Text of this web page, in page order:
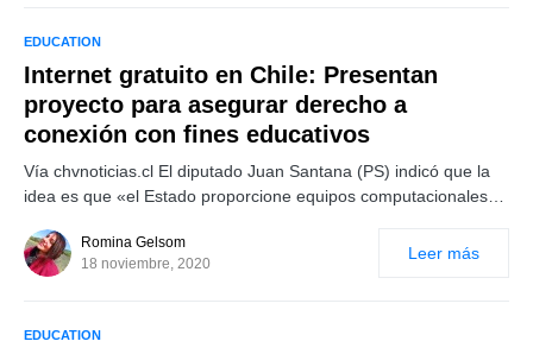
EDUCATION
Internet gratuito en Chile: Presentan
proyecto para asegurar derecho a
conexión con fines educativos
Vía chvnoticias.cl El diputado Juan Santana (PS) indicó que la
idea es que «el Estado proporcione equipos computacionales…
Romina Gelsom
18 noviembre, 2020
Leer más
EDUCATION